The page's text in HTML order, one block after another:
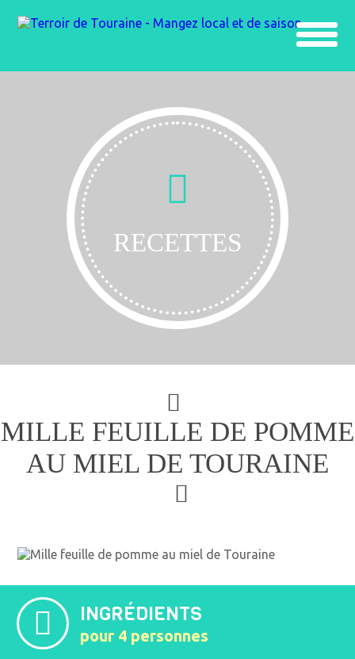
RECETTES
MILLE FEUILLE DE POMME
AU MIEL DE TOURAINE
INGRÉDIENTS
pour 4 personnes